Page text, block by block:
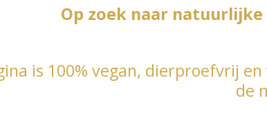
Op zoek naar
is 100% vegan, dierproefvrij
de